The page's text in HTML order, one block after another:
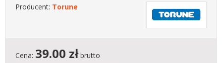
Producent: Torune
Cena: 39.00 złbrutto